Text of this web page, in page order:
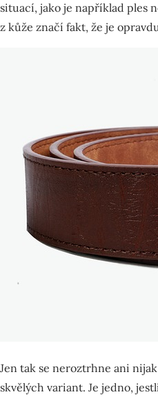
situací, jako je například ples
z kůže značí fakt, že je
Jen tak se neroztrhne ani
skvělých variant. Je jedno,